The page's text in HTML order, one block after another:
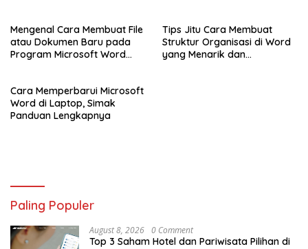
Mengenal Cara Membuat File
atau Dokumen Baru pada
Program Microsoft Word
Tips Jitu Cara Membuat
Struktur Organisasi di Word
yang Menarik dan
Cara Memperbarui Microsoft
Word di Laptop, Simak
Panduan Lengkapnya
Paling Populer
August 8, 2026 0 Comment
Top 3 Saham Hotel dan Pariwisata Pilihan di